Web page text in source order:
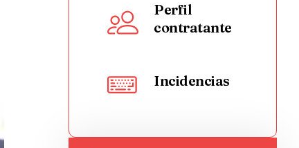
Perfil
contratante
Incidencias